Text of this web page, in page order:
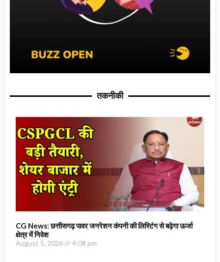
तकनीकी
CG News: छत्तीसगढ़ पावर जनरेशन कंपनी की लिस्टिंग से बढ़ेगा ऊर्जा
क्षेत्र में निवेश
August 5, 2026 4:08 pm